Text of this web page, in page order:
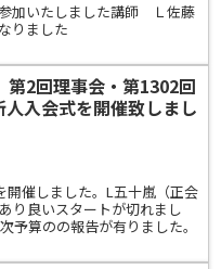
加いたしました講師 Ｌ佐藤
りました
2回理事会・第1302回
人入会式を開催致しまし
開催しました。L五十嵐（正会
り良いスタートが切れまし
予算のの報告が有りました。